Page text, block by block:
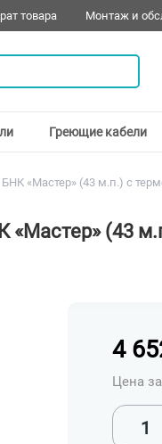
товара Монтаж и
Греющие кабели
«Мастер» (43 м.п.) с
(43
4
Цена